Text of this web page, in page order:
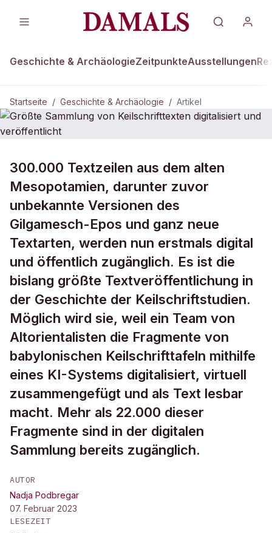
Geschichte & ArchäologieZeitpunkteAusstellungen
Startseite / Geschichte & Archäologie / Artikel
Größte Sammlung von
Keilschrifttexten digitalisiert und
veröffentlicht
300.000 Textzeilen aus dem alten
Mesopotamien, darunter zuvor
unbekannte Versionen des
Gilgamesch-Epos und ganz neue
Textarten, werden nun erstmals digital
und öffentlich zugänglich. Es ist die
bislang größte Textveröffentlichung in
der Geschichte der Keilschriftstudien.
Möglich wird sie, weil ein Team von
Altorientalisten die Fragmente von
babylonischen Keilschrifttafeln mithilfe
eines KI-Systems digitalisiert, virtuell
zusammengefügt und als Text lesbar
macht. Mehr als 22.000 dieser
Fragmente sind in der digitalen
Sammlung bereits zugänglich.
AUTOR
Nadja Podbregar
07. Februar 2023
LESEZEIT